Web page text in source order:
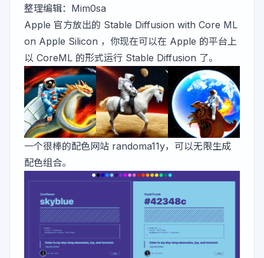
整理编辑： Mim0sa
Apple 官方放出的 Stable Diffusion with Core ML
on Apple Silicon ，你现在可以在 Apple 的平台上
以 CoreML 的形式运行 Stable Diffusion 了。
一个很棒的配色网站 randoma11y，可以无限生成
配色组合。